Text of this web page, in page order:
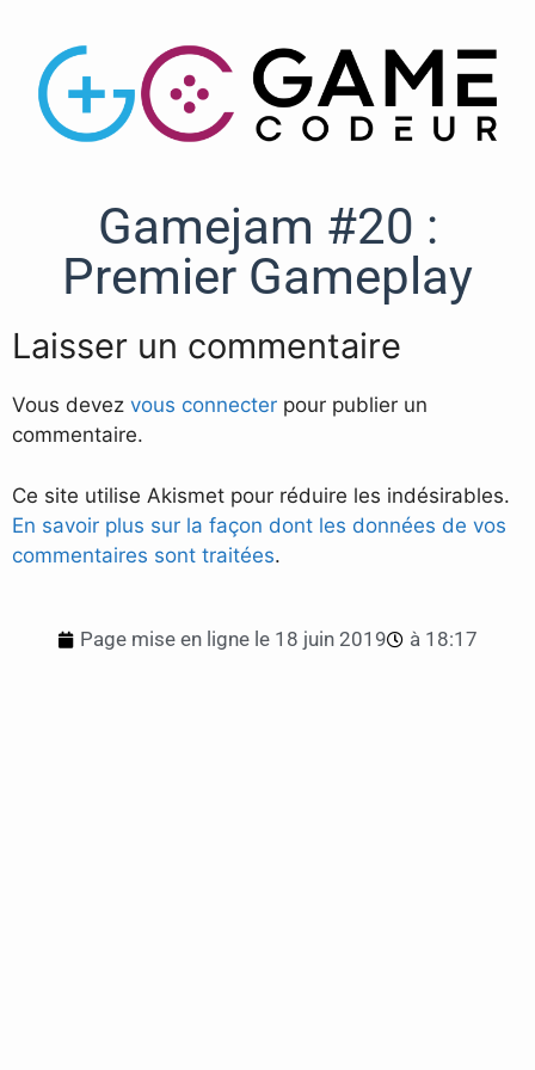
Gamejam #20 :
Premier Gameplay
Laisser un commentaire
Vous devez vous connecter pour publier un
commentaire.
Ce site utilise Akismet pour réduire les indésirables.
En savoir plus sur la façon dont les données de vos
commentaires sont traitées.
Page mise en ligne le 18 juin 2019 à 18:17